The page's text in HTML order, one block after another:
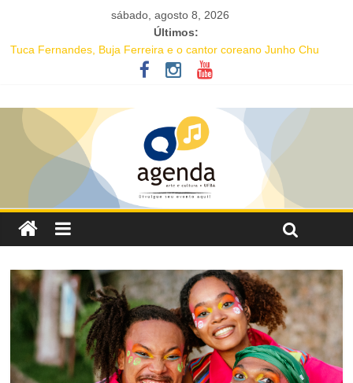
sábado, agosto 8, 2026
Últimos:
Tuca Fernandes, Buja Ferreira e o cantor coreano Junho Chu
estão entre as atrações deste fim de semana da Festa de Santa
gratuitos a quatro cidades brasileiras
IC Encontro de Artes traz Renata Carvalho com seu “Manifesto
Transpofágico” a Salvador
Música e solidariedade se unem em concerto do Coral Ecumênico
da Bahia na Flipelô
Salvador recebe evento de celebração em homenagem ao dia do
Rap Nacional